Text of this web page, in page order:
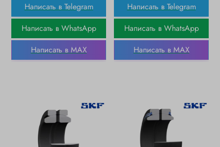
Написать в Telegram
Написать в WhatsApp
Написать в MAX
Написать в Telegram
Написать в WhatsApp
Написать в MAX